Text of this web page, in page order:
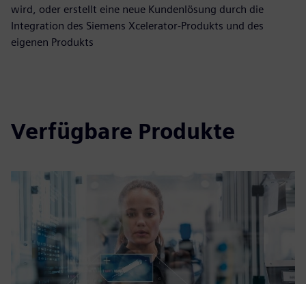
wird, oder erstellt eine neue Kundenlösung durch die
Integration des Siemens Xcelerator-Produkts und des
eigenen Produkts
Verfügbare Produkte